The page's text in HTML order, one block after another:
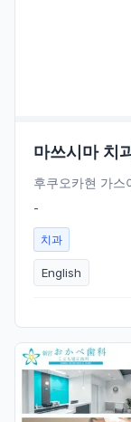
마쓰시마 치
후쿠오카현 가스
-
치과
English